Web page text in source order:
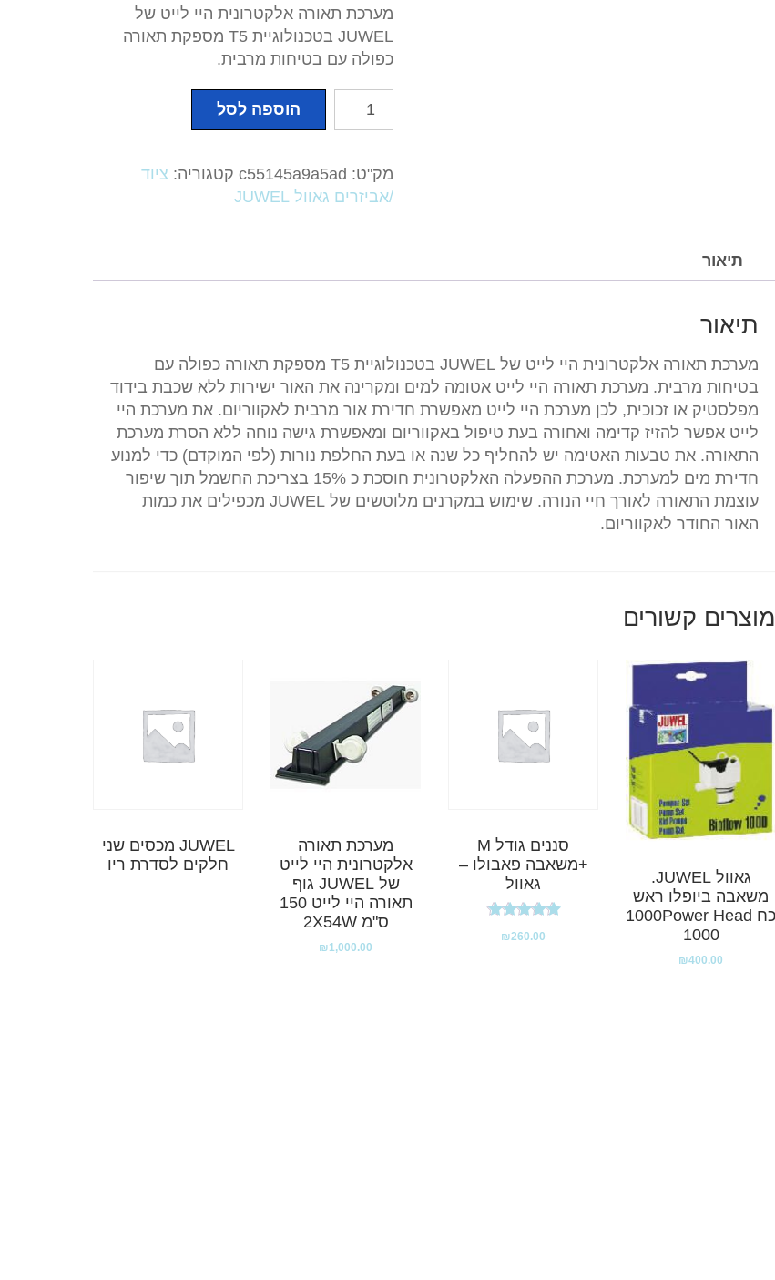
מערכת תאורה אלקטרונית היי לייט של
JUWEL בטכנולוגיית T5 מספקת תאורה
כפולה עם בטיחות מרבית.
כמות
תאורה
אלקטרונית
JUWELגוף
120
ס"מ
2X54W
הוספה לסל
מק"ט: c55145a9a5ad קטגוריה: ציוד
/אביזרים גאוול JUWEL
תיאור
תיאור
מערכת תאורה אלקטרונית היי לייט של JUWEL בטכנולוגיית T5 מספקת תאורה כפולה עם
בטיחות מרבית. מערכת תאורה היי לייט אטומה למים ומקרינה את האור ישירות ללא שכבת בידוד
מפלסטיק או זכוכית, לכן מערכת היי לייט מאפשרת חדירת אור מרבית לאקווריום. את מערכת היי
לייט אפשר להזיז קדימה ואחורה בעת טיפול באקווריום ומאפשרת גישה נוחה ללא הסרת מערכת
התאורה. את טבעות האטימה יש להחליף כל שנה או בעת החלפת נורות (לפי המוקדם) כדי למנוע
חדירת מים למערכת. מערכת ההפעלה האלקטרונית חוסכת כ 15% בצריכת החשמל תוך שיפור
עוצמת התאורה לאורך חיי הנורה. שימוש במקרנים מלוטשים של JUWEL מכפילים את כמות
האור החודר לאקווריום.
מוצרים קשורים
גאוול JUWEL.
משאבה ביופלו ראש
כח 1000Power Head
1000
₪400.00
סננים גודל M
+משאבה פאבולו –
גאוול
דורג
5.00
₪260.00
מערכת תאורה
אלקטרונית היי לייט
של JUWEL גוף
תאורה היי לייט 150
ס"מ 2X54W
₪1,000.00
JUWEL מכסים שני
חלקים לסדרת ריו